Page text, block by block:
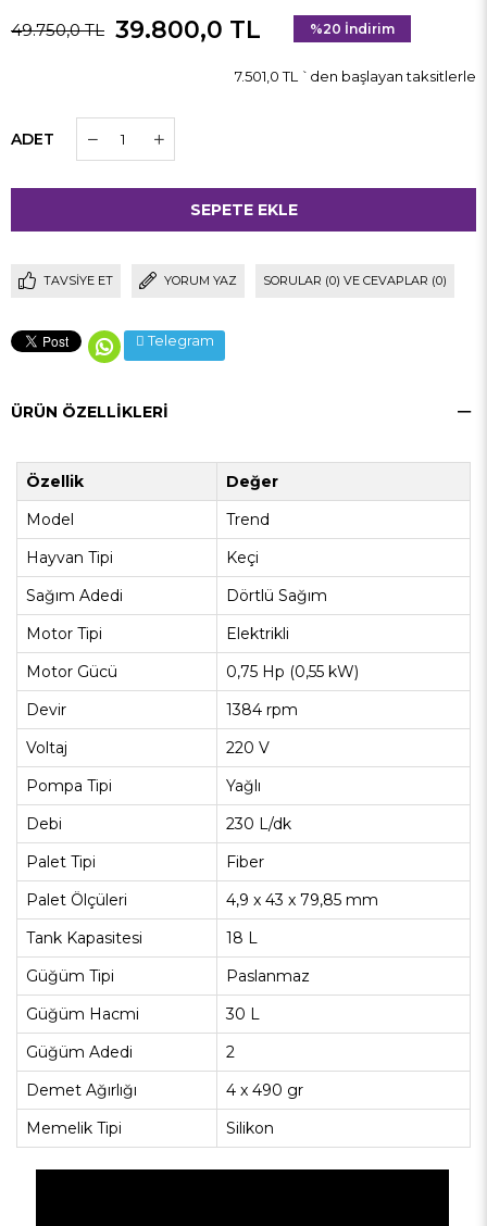
49.750,0 TL 39.800,0 TL %20 İndirim
7.501,0 TL `den başlayan taksitlerle
ADET
TAVSIYE ET YORUM YAZ SORULAR (0) VE CEVAPLAR (0)
Telegram
ÜRÜN ÖZELLIKLERI
Özellik
Değer
Model
Trend
Hayvan Tipi
Keçi
Sağım Adedi
Dörtlü Sağım
Motor Tipi
Elektrikli
Motor Gücü
0,75 Hp (0,55 kW)
Devir
1384 rpm
Voltaj
220 V
Pompa Tipi
Yağlı
Debi
230 L/dk
Palet Tipi
Fiber
Palet Ölçüleri
4,9 x 43 x 79,85 mm
Tank Kapasitesi
18 L
Güğüm Tipi
Paslanmaz
Güğüm Hacmi
30 L
Güğüm Adedi
2
Demet Ağırlığı
4 x 490 gr
Memelik Tipi
Silikon